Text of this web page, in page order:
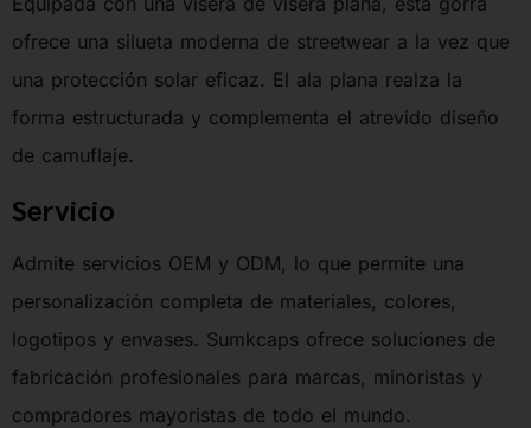
ofrece una silueta moderna de streetwear a la vez que
una protección solar eficaz. El ala plana realza la
forma estructurada y complementa el atrevido diseño
de camuflaje.
Servicio
Admite servicios OEM y ODM, lo que permite una
personalización completa de materiales, colores,
logotipos y envases. Sumkcaps ofrece soluciones de
fabricación profesionales para marcas, minoristas y
compradores mayoristas de todo el mundo.